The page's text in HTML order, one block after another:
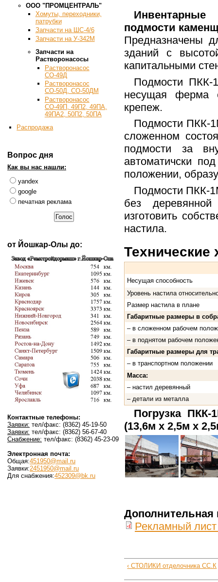
ООО "ПРОМЦЕНТРАЛЬ"
Хомуты, переходники,
патрубки
Запчасти на ШС-4/6
Запчасти на У-342М
Запчасти на
Растворонасосы
Растворонасос
СО-49Д
Растворонасос
СО-50Д, СО-50ДМ
Растворонасос
СО-49П, 49П2, 49ПА,
49ПА2, 50П2, 50ПА
Распродажа
Вопрос дня
Как вы нас нашли:
yandex
google
печатная реклама
от Йошкар-Олы до:
Контактные телефоны:
Заявки: тел/факс: (8362) 45-19-50
Заявки: тел/факс: (8362) 56-67-40
Снабжение: тел/факс: (8362) 45-23-09
Электронная почта:
Общая:451950@mail.ru
Заявки:2451950@mail.ru
Для снабжения:452309@bk.ru
подмости
Предназначены
зданий с
капитальными
Подмости ПКК-
несущая ферма
крепеж.
Подмости ПКК-
сложенном
подмости за
автоматичски
положении,
Подмости ПКК-
без
изготовить
настила.
Технические
Несущая способность
Уровень настила
Размер настила в плане
Габаритные размеры в
– в сложенном рабочем
– в поднятом рабочем
Габаритные размеры для
– в транcпортном положении
Масса:
– настил деревянный
– детали из металла
Погрузка
(13,6м х 2,5м х
Рекламный
‹ СТОЛИКИ отделочника СС.К